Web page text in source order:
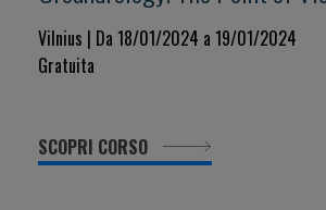
of World Experts
Vilnius | Da 18/01/2024 a 19/01/2024
Gratuita
SCOPRI CORSO